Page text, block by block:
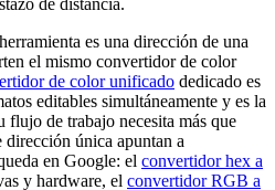
es una dirección de una
el mismo convertidor de color
de color unificado dedicado es
editables simultáneamente y es la
flujo de trabajo necesita más que
única apuntan a
en Google: el convertidor hex a
y hardware, el convertidor RGB a